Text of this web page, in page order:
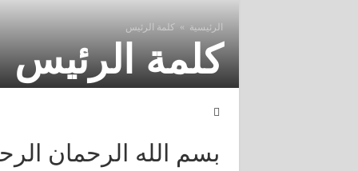
الرئيسية » كلمة الرئيس
كلمة الرئيس
بسم الله الرحمان